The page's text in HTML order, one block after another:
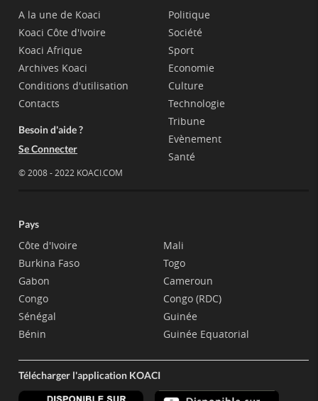
A la une de Koaci
Koaci Côte d'Ivoire
Koaci Afrique
Archives Koaci
Conditions d'utilisation
Contacts
Besoin d'aide ?
Se Connecter
© 2008 - 2022 KOACI.COM
Politique
Société
Sport
Economie
Culture
Technologie
Tribune
Evènement
Santé
Pays
Côte d'Ivoire
Burkina Faso
Gabon
Congo
Sénégal
Bénin
Mali
Togo
Cameroun
Congo (RDC)
Guinée
Guinée Equatorial
Télécharger l'application KOACI